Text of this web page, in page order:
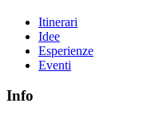
Itinerari
Idee
Esperienze
Eventi
Info